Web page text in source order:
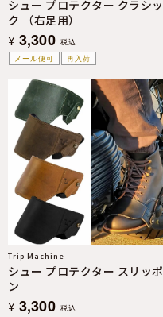
メール便可 再入荷
シュー プロテクター クラシッ
ク （右足用）
¥ 3,300 税込
Trip Machine
シュー プロテクター スリッポ
ン
¥ 3,300 税込